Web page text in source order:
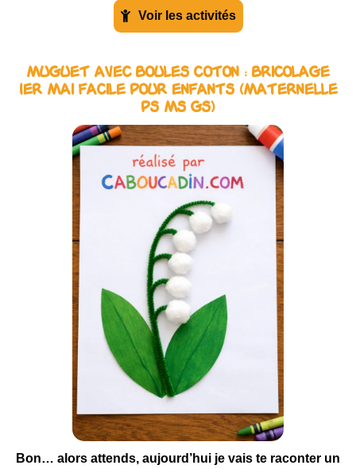
Voir les activités
Muguet avec boules Coton : Bricolage
1er Mai Facile pour Enfants (Maternelle
PS MS GS)
Bon… alors attends, aujourd’hui je vais te raconter un